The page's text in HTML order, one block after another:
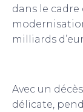
dans le
milliards
Avec un
délicate,